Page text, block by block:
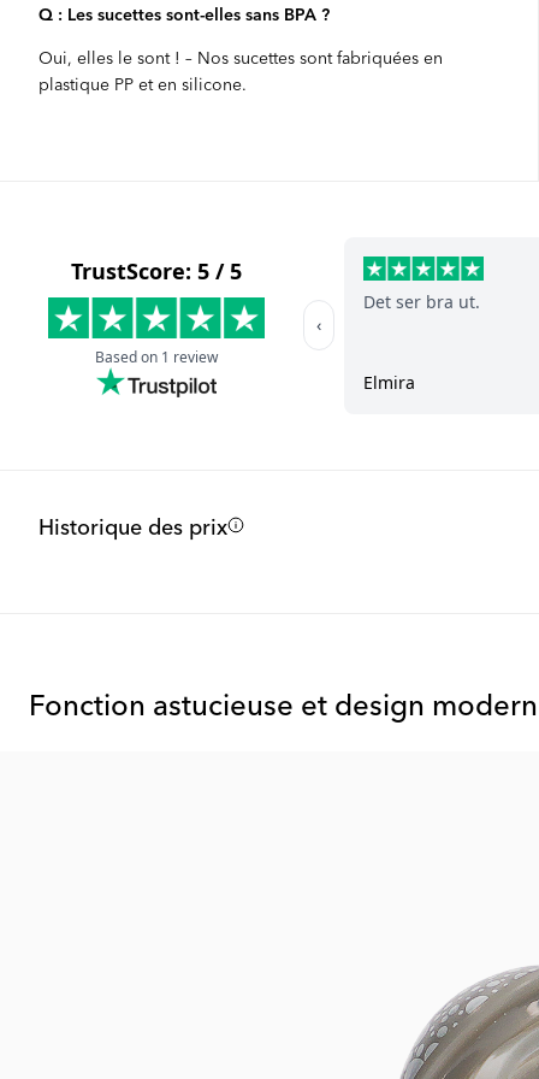
Q : Les sucettes sont-elles sans BPA ?
Oui, elles le sont ! – Nos sucettes sont fabriquées en
plastique PP et en silicone.
Historique des prix
Fonction astucieuse et design